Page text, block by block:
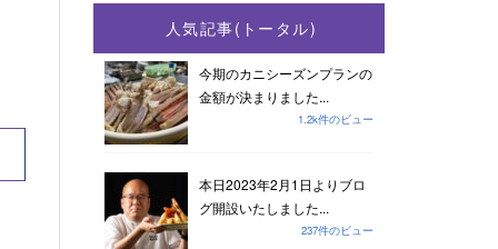
人気記事(トータル)
今期のカニシーズンプランの
金額が決まりました...
1.2k件のビュー
本日2023年2月1日よりブロ
グ開設いたしました...
237件のビュー